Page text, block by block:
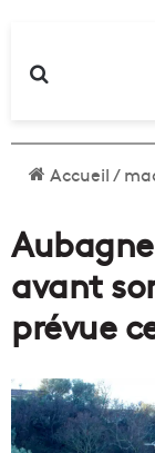
Accueil/
avant
prévue